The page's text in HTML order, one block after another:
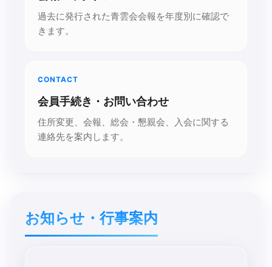
過去に発行された青雲会会報を年度別に確認で
きます。
CONTACT
会員手続き・お問い合わせ
住所変更、会報、総会・懇親会、入会に関する
連絡先を案内します。
お知らせ・​行事案内